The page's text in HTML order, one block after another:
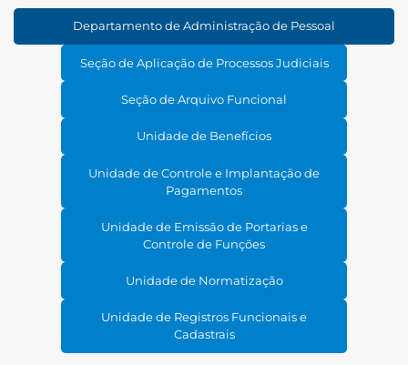
Departamento de Administração de Pessoal
Seção de Aplicação de Processos Judiciais
Seção de Arquivo Funcional
Unidade de Benefícios
Unidade de Controle e Implantação de
Pagamentos
Unidade de Emissão de Portarias e
Controle de Funções
Unidade de Normatização
Unidade de Registros Funcionais e
Cadastrais